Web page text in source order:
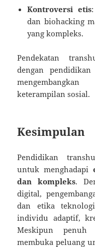
Kontroversi etis
dan biohacking
yang kompleks.
Pendekatan
dengan
keterampilan sosial.
Kesimpulan
Pendidikan
untuk menghadapi
dan kompleks.
digital,
dan etika
individu adaptif,
Meskipun penuh
membuka peluang